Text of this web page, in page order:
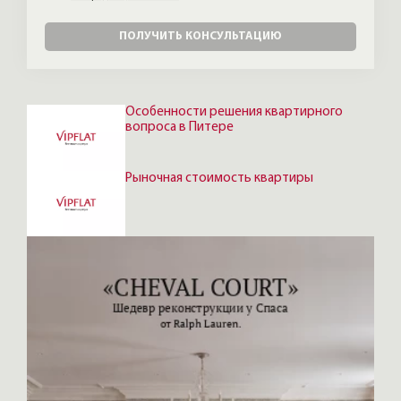
Особенности решения квартирного
вопроса в Питере
Рыночная стоимость квартиры
ПОЛУЧИТЬ КОНСУЛЬТАЦИЮ